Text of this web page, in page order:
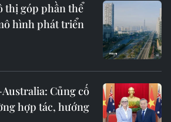
thị góp phần thể
hình phát triển
Củng cố
hợp tác, hướng